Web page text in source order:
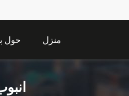
منزل حول